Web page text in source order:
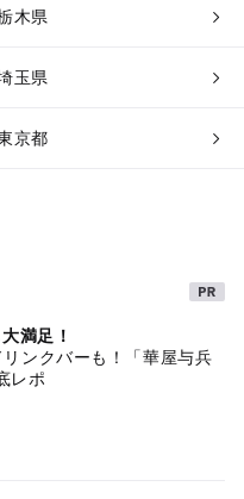
木県
玉県
京都
満足！
ンクバーも！「華屋与兵
レポ